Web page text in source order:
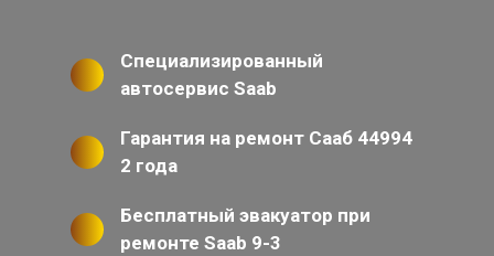
Специализированный
автосервис Saab
Гарантия на ремонт Сааб 44994
2 года
Бесплатный эвакуатор при
ремонте Saab 9-3